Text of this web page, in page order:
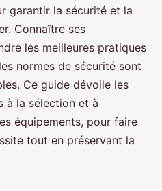
garantir la sécurité et la
Connaître ses
les meilleures pratiques
normes de sécurité sont
Ce guide dévoile les
à la sélection et à
équipements, pour faire
tout en préservant la